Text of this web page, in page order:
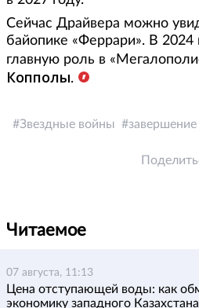
Сейчас Драйвера можно
байопике «Феррари». В 2024
главную роль в
Копполы.
Звездные войны
Читаемое
07 августа, 11:13
Цена отступающей воды: как
экономику западного Казахстана